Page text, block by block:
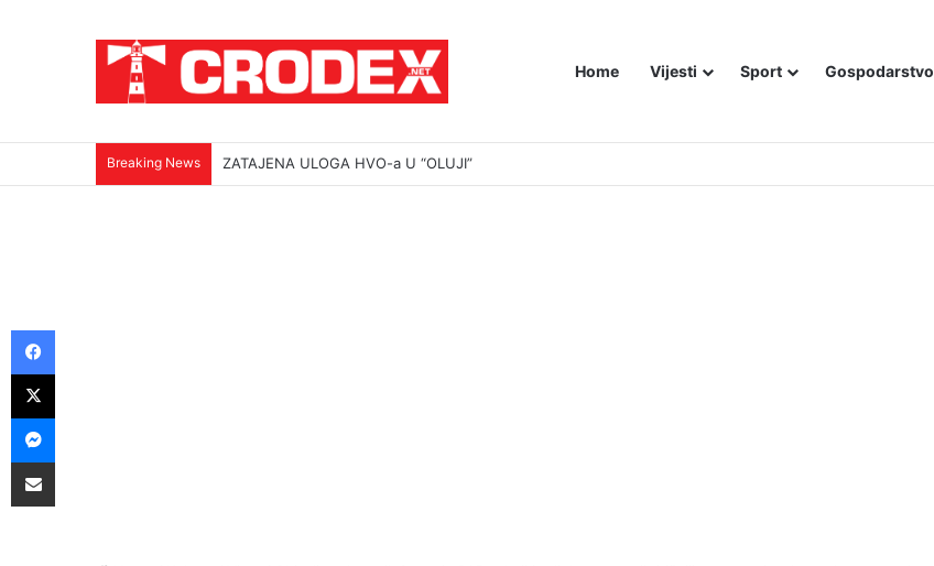
Home Vijesti Sport Gospodarstvo
Breaking News ZATAJENA ULOGA HVO-a U “OLUJI”
Facebook
X
Messenger
Podijeli putem E-maila